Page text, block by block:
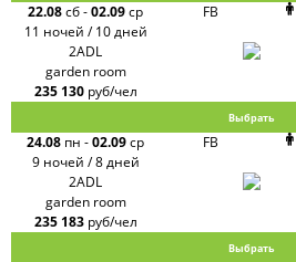
22.08сб-02.09ср
11 ночей / 10 дней
FB
2ADL
garden room
235 130 руб/чел
Выбрать
24.08 пн -02.09ср
9 ночей / 8 дней
FB
2ADL
garden room
235 183 руб/чел
Выбрать